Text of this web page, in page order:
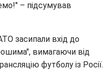
– підсумував
засипали вхід до
вимагаючи від
футболу із Росії.